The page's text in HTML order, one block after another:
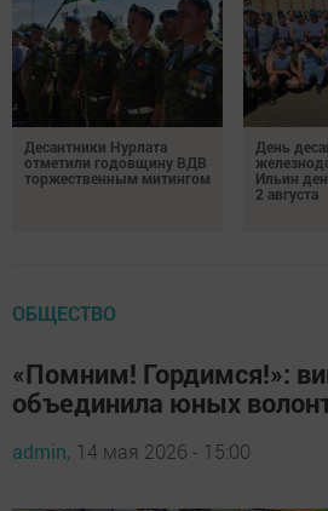
Десантники Нурлата
отметили годовщину ВДВ
торжественным митингом
День
Ильин
2 августа
ОБЩЕСТВО
«Помним! Гордимся!»:
объединила юных
admin, 14 мая 2026 - 15:00